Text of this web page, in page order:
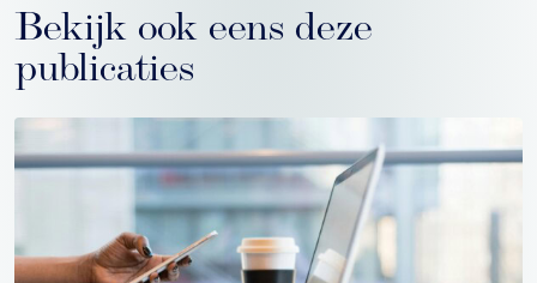
Bekijk ook eens deze
publicaties